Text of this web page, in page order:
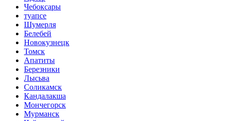
Чебоксары
туапсе
Шумерля
Белебей
Новокузнецк
Томск
Апатиты
Березники
Лысьва
Соликамск
Кандалакша
Мончегорск
Мурманск